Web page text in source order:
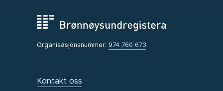
Organisasjonsnummer: 974 760 673
Kontakt oss